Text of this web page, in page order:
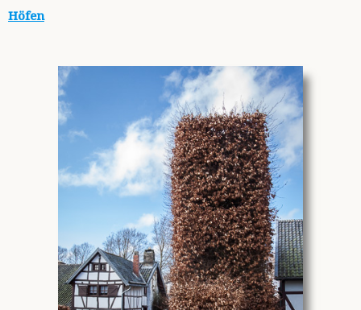
Höfen